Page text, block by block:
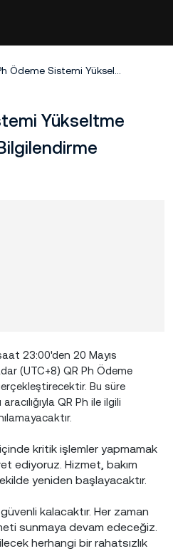
QR Ph Ödeme Sistemi Yükseltme Bakımı Hakkında Bilgilendirme
Yükseltme
23:00'den 20 Mayıs
(UTC+8) QR Ph Ödeme
Bu süre
QR Ph ile ilgili
içinde kritik işlemler yapmamak
ediyoruz. Hizmet, bakım
yeniden başlayacaktır.
kalacaktır. Her zaman
sunmaya devam edeceğiz.
herhangi bir rahatsızlık